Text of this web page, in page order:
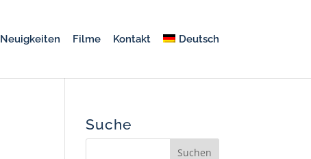
Neuigkeiten Filme Kontakt Deutsch
Suche